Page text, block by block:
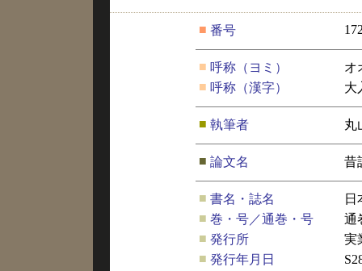
■ 番号
■ 呼称（ヨミ）
オ
■ 呼称（漢字） 大
■ 執筆者 丸
■ 論文名 昔
■ 書名・誌名
日
■ 巻・号／通巻・号
通
■ 発行所
実
■ 発行年月日